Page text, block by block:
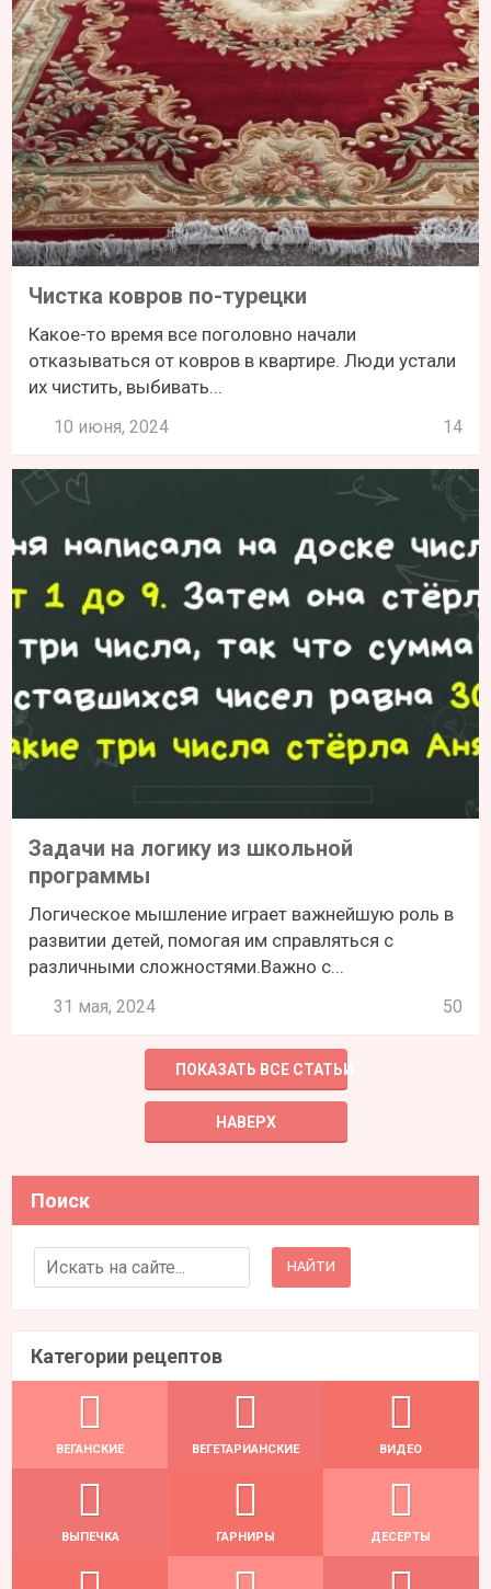
Чистка ковров по-турецки
Какое-то время все поголовно начали
отказываться от ковров в квартире. Люди устали
их чистить, выбивать...
10 июня, 2024 14
Задачи на логику из школьной
программы
Логическое мышление играет важнейшую роль в
развитии детей, помогая им справляться с
различными сложностями.Важно с...
31 мая, 2024 50
ПОКАЗАТЬ ВСЕ СТАТЬИ
НАВЕРХ
Поиск
Search for:
Категории рецептов
ВЕГАНСКИЕ ВЕГЕТАРИАНСКИЕ ВИДЕО
ВЫПЕЧКА ГАРНИРЫ ДЕСЕРТЫ